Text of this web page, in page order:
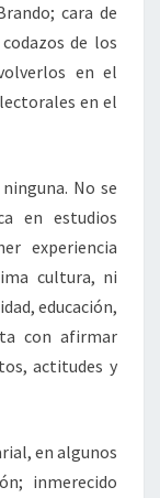
cara de
de los
en el
en el
No se
en estudios
experiencia
cultura, ni
educación,
con afirmar
actitudes y
en algunos
inmerecido